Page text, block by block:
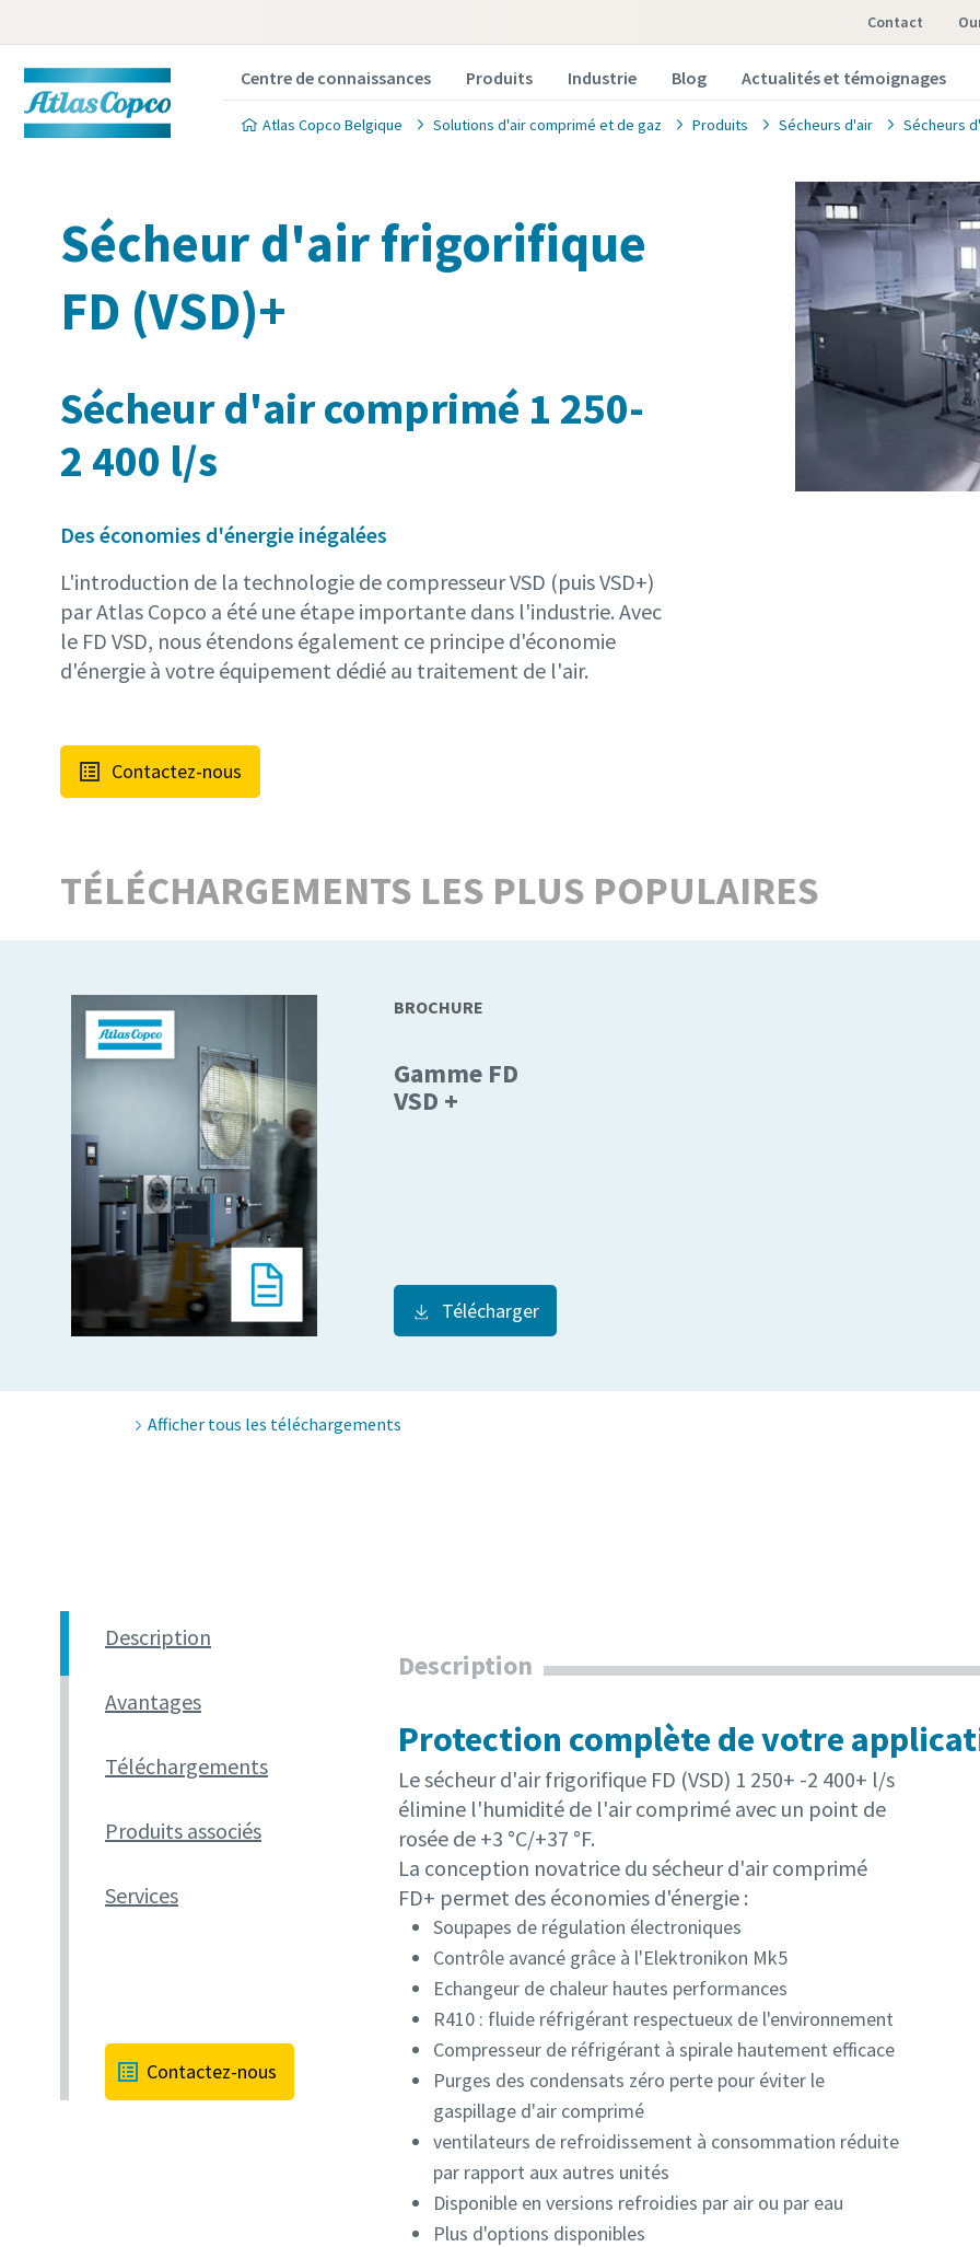
Contact
Centre de connaissances Produits Industrie Blog Actualités et témoignages
Atlas Copco Belgique Solutions d'air comprimé et de gaz Produits Sécheurs d'air Sécheurs
Sécheur d'air frigorifique
FD (VSD)+
Sécheur d'air comprimé 1 250-
2 400 l/s
Des économies d'énergie inégalées
L'introduction de la technologie de compresseur VSD (puis VSD+)
par Atlas Copco a été une étape importante dans l'industrie. Avec
le FD VSD, nous étendons également ce principe d'économie
d'énergie à votre équipement dédié au traitement de l'air.
Contactez-nous
TÉLÉCHARGEMENTS LES PLUS POPULAIRES
BROCHURE
Gamme FD
VSD +
Télécharger
Afficher tous les téléchargements
Description
Avantages
Téléchargements
Produits associés
Services
Contactez-nous
Description
Protection complète de votre
Le sécheur d'air frigorifique FD (VSD) 1 250+ -2 400+ l/s
élimine l'humidité de l'air comprimé avec un point de
rosée de +3 °C/+37 °F.
La conception novatrice du sécheur d'air comprimé
FD+ permet des économies d'énergie :
Soupapes de régulation électroniques
Contrôle avancé grâce à l'Elektronikon Mk5
Echangeur de chaleur hautes performances
R410 : fluide réfrigérant respectueux de l'environnement
Compresseur de réfrigérant à spirale hautement efficace
Purges des condensats zéro perte pour éviter le
gaspillage d'air comprimé
ventilateurs de refroidissement à consommation réduite
par rapport aux autres unités
Disponible en versions refroidies par air ou par eau
Plus d'options disponibles